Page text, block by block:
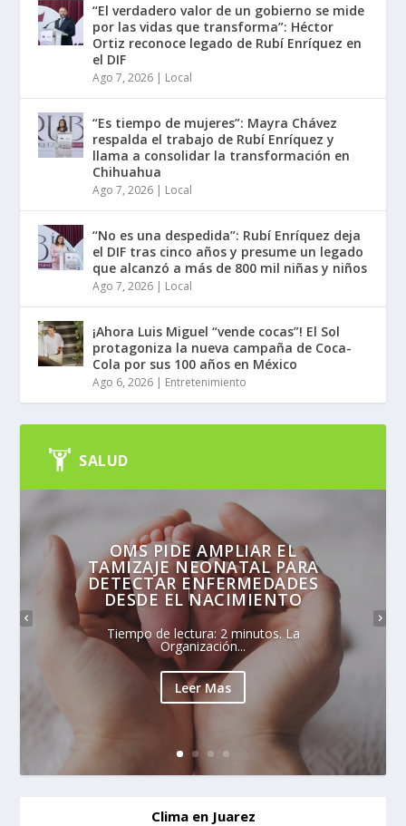
“El verdadero valor de un gobierno se mide
por las vidas que transforma”: Héctor
Ortiz reconoce legado de Rubí Enríquez en
el DIF
Ago 7, 2026 | Local
“Es tiempo de mujeres”: Mayra Chávez
respalda el trabajo de Rubí Enríquez y
llama a consolidar la transformación en
Chihuahua
Ago 7, 2026 | Local
“No es una despedida”: Rubí Enríquez deja
el DIF tras cinco años y presume un legado
que alcanzó a más de 800 mil niñas y niños
Ago 7, 2026 | Local
¡Ahora Luis Miguel “vende cocas”! El Sol
protagoniza la nueva campaña de Coca-
Cola por sus 100 años en México
Ago 6, 2026 | Entretenimiento
SALUD
OMS PIDE AMPLIAR EL
TAMIZAJE NEONATAL PARA
DETECTAR ENFERMEDADES
DESDE EL NACIMIENTO
Tiempo de lectura: 2 minutos. La
Organización...
Leer Mas
Clima en Juarez